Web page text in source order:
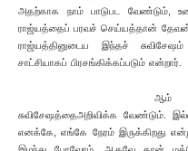
அதற்காக நாம் பாடுபட வேண்டும்,
ராஜ்யத்தைப் பரவச் செய்யத்தான் தேவன்
ராஜ்யத்தினுடைய இந்தச்
சாட்சியாகப் பிரசங்கிக்கப்படும் என்றார்.
ஆம்
சுவிசேஷத்தைஅறிவிக்க வேண்டும்.
எனக்கே, எங்கே நேரம் இருக்கிறது